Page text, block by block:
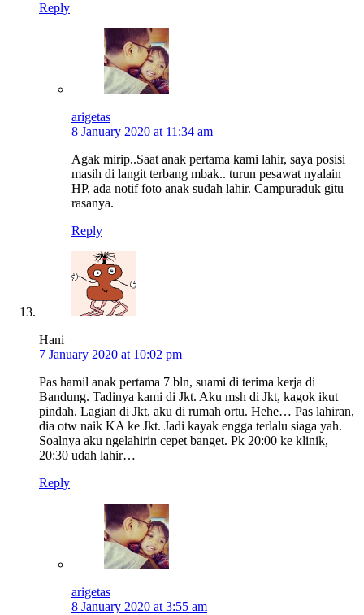
Reply
arigetas
8 January 2020 at 11:34 am
Agak mirip..Saat anak pertama kami lahir, saya posisi
masih di langit terbang mbak.. turun pesawat nyalain
HP, ada notif foto anak sudah lahir. Campuraduk gitu
rasanya.
Reply
Hani
7 January 2020 at 10:02 pm
Pas hamil anak pertama 7 bln, suami di terima kerja di
Bandung. Tadinya kami di Jkt. Aku msh di Jkt, kagok ikut
pindah. Lagian di Jkt, aku di rumah ortu. Hehe… Pas lahiran,
dia otw naik KA ke Jkt. Jadi kayak engga terlalu siaga yah.
Soalnya aku ngelahirin cepet banget. Pk 20:00 ke klinik,
20:30 udah lahir…
Reply
arigetas
8 January 2020 at 3:55 am